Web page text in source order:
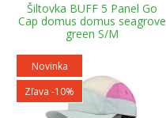
Šiltovka BUFF 5 Panel Go
Cap domus domus seagrove
green S/M
Novinka
Zľava -10%